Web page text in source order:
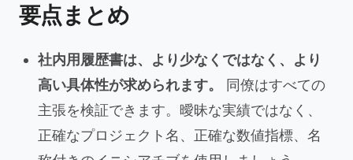
要点まとめ
社内用履歴書は、より少なくではなく、より
高い具体性が求められます。
同僚はすべての
主張を検証できます。曖昧な実績ではなく、
正確なプロジェクト名、正確な数値指標、名